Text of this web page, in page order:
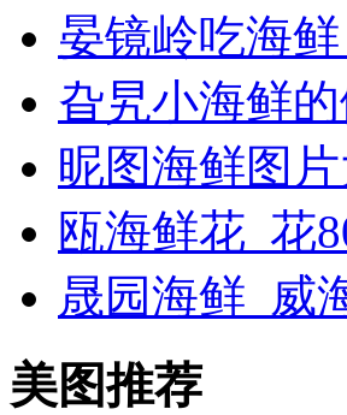
晏镜岭吃海
旮旯小海鲜
昵图海鲜图
瓯海鲜花_花
晟园海鲜_威
美图推荐